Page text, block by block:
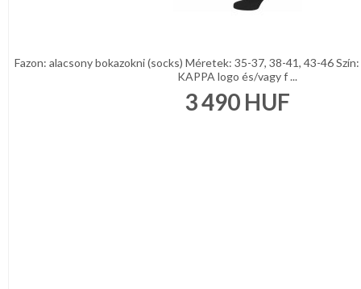
Fazon: alacsony bokazokni (socks) Méretek: 35-37, 38-41, 43-46
KAPPA logo és/vagy f ...
3 490 HUF